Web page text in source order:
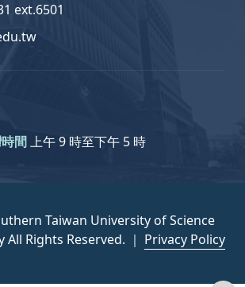
ext.6501
間上午 9 時至下午 5 時
Taiwan University of Science
Rights Reserved. ｜ Privacy Policy